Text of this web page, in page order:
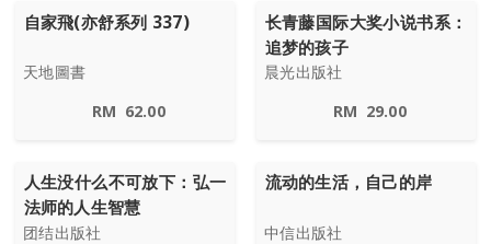
自家飛(亦舒系列 337)
天地圖書
RM 62.00
长青藤国际大奖小说书系：
追梦的孩子
晨光出版社
RM 29.00
人生没什么不可放下：弘一
法师的人生智慧
团结出版社
流动的生活，自己的岸
中信出版社